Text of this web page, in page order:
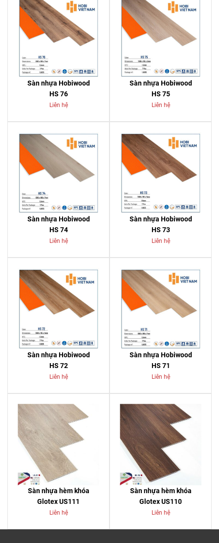
Sàn nhựa Hobiwood
HS 76
Liên hệ
Sàn nhựa Hobiwood
HS 75
Liên hệ
Sàn nhựa Hobiwood
HS 74
Liên hệ
Sàn nhựa Hobiwood
HS 73
Liên hệ
Sàn nhựa Hobiwood
HS 72
Liên hệ
Sàn nhựa Hobiwood
HS 71
Liên hệ
Sàn nhựa hèm khóa
Glotex US111
Liên hệ
Sàn nhựa hèm khóa
Glotex US110
Liên hệ